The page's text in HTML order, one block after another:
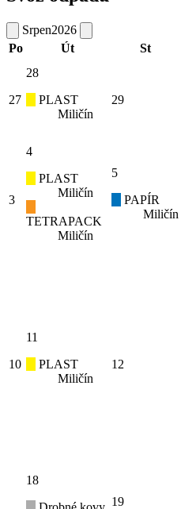
Srpen2026
Po
Út St
27
28
PLAST
Miličín
29
3
4
PLAST
Miličín
TETRAPACK
Miličín
5
PAPÍR
Miličín
10
11
PLAST
Miličín
12
18
19